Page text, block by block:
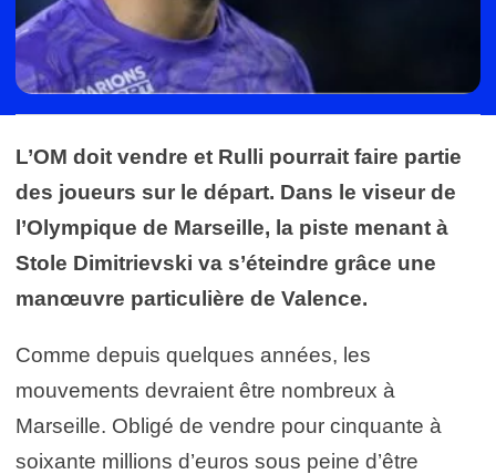
L’OM doit vendre et Rulli pourrait faire partie
des joueurs sur le départ. Dans le viseur de
l’Olympique de Marseille, la piste menant à
Stole Dimitrievski va s’éteindre grâce une
manœuvre particulière de Valence.
Comme depuis quelques années, les
mouvements devraient être nombreux à
Marseille. Obligé de vendre pour cinquante à
soixante millions d’euros sous peine d’être